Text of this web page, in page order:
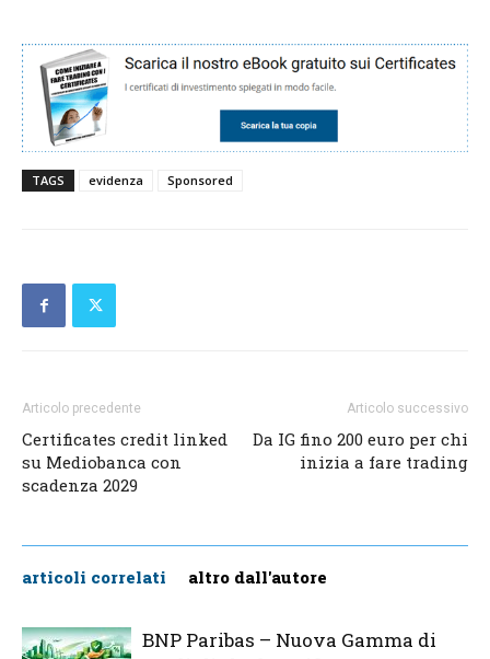
TAGS evidenza Sponsored
Articolo precedente
Certificates credit linked
su Mediobanca con
scadenza 2029
Articolo successivo
Da IG fino 200 euro per chi
inizia a fare trading
articoli correlati altro dall'autore
BNP Paribas – Nuova Gamma di